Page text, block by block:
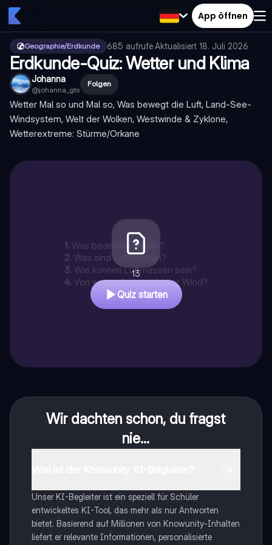
App öffnen
Geographie/Erdkunde 685 aufrufe·Aktualisiert 18. Juli 2026
Erdkunde-Quiz: Wetter und Klima
Johanna
@johanna_gts
Folgen
Wetter Mal so und Mal so, Was bewegt die Luft, Land-See-
Windsystem, Welt der Wolken, Westwinde & Zyklone,
Wetterextreme: Stürme/Orkane
1. Was bedeutet Wetter?
2. Was sind Luftmassen?
3. Wie können Luftmassen sein?
4. Von wo nach wo weht der Wind?
13
Quiz starten
Wir dachten schon, du fragst
nie...
Unser KI-Begleiter ist ein speziell für Schüler
entwickeltes KI-Tool, das mehr als nur Antworten
bietet. Basierend auf Millionen von Knowunity-Inhalten
liefert er relevante Informationen, personalisierte